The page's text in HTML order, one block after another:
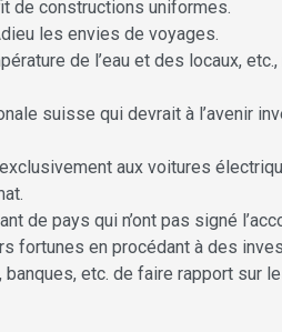
de constructions uniformes.
les envies de voyages.
de l’eau et des locaux,
suisse qui devrait à l’avenir
aux voitures
de pays qui n’ont pas signé
fortunes en procédant à des
etc. de faire rapport sur